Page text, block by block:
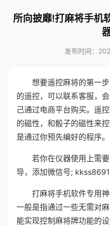
所向披靡!打麻将手机
发布时间：
想要遥控麻将的第一
的遥控，可以联系客服，
己通过电商平台购买。遥
的磁性，和骰子的磁性来
是通过你预先编好的程序。
若你在仪器使用上需
导，添加微信号; kkss8691
打麻将手机软件专用
一般是指通过一些无需对
能实现控制麻将牌功能的设